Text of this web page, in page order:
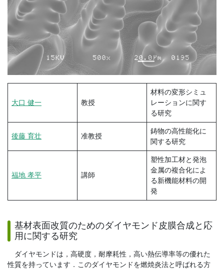
大口 健一 教授
材料の変形シミュ
レーションに関す
る研究
後藤 育壮 准教授
鋳物の高性能化に
関する研究
福地 孝平 講師
塑性加工材と発泡
金属の複合化によ
る新機能材料の開
発
基材表面改質のためのダイヤモンド皮膜合成と応
用に関する研究
ダイヤモンドは，高硬度，耐摩耗性，高い熱伝導率等の優れた
性質を持っています．このダイヤモンドを燃焼炎法と呼ばれる方